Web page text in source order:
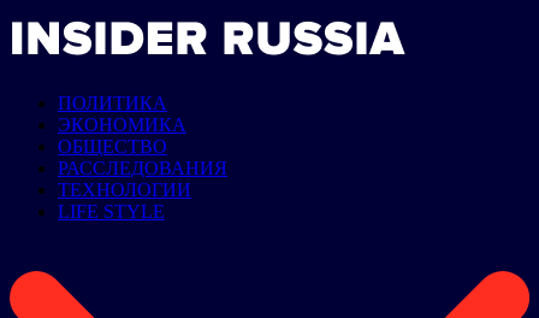
ПОЛИТИКА
ЭКОНОМИКА
ОБЩЕСТВО
РАССЛЕДОВАНИЯ
ТЕХНОЛОГИИ
LIFE STYLE